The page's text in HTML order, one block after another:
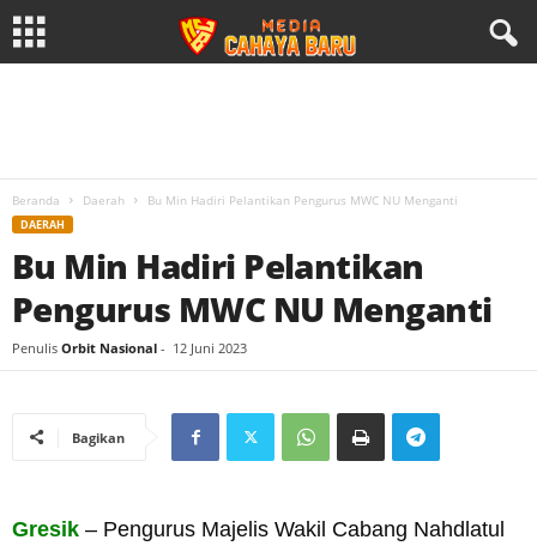
Beranda Daerah Bu Min Hadiri Pelantikan Pengurus MWC NU Menganti
DAERAH
Bu Min Hadiri Pelantikan
Pengurus MWC NU Menganti
Penulis Orbit Nasional - 12 Juni 2023
Bagikan
Gresik – Pengurus Majelis Wakil Cabang Nahdlatul